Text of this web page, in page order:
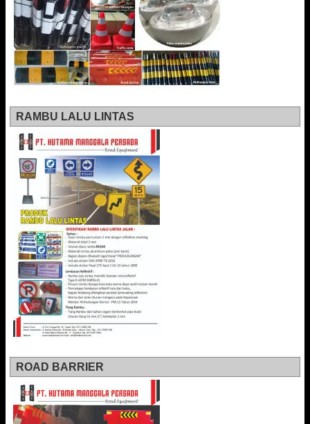
RAMBU LALU LINTAS
ROAD BARRIER